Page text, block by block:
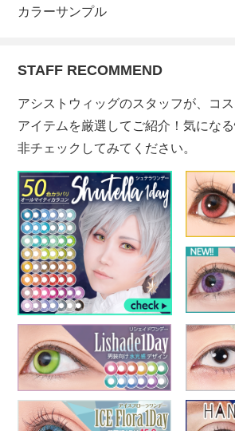
カラーサンプル
STAFF RECOMMEND
アシストウィッグのスタッフが、コ
アイテムを厳選してご紹介！気にな
非チェックしてみてください。